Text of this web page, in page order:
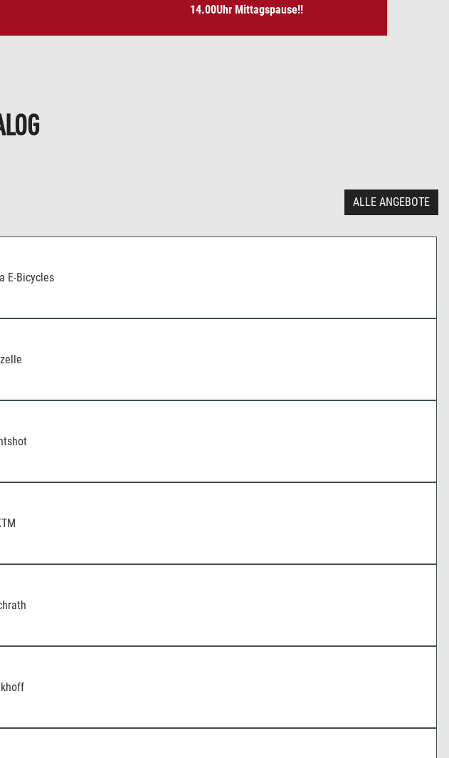
14.00Uhr Mittagspause!!
ALLE ANGEBOTE